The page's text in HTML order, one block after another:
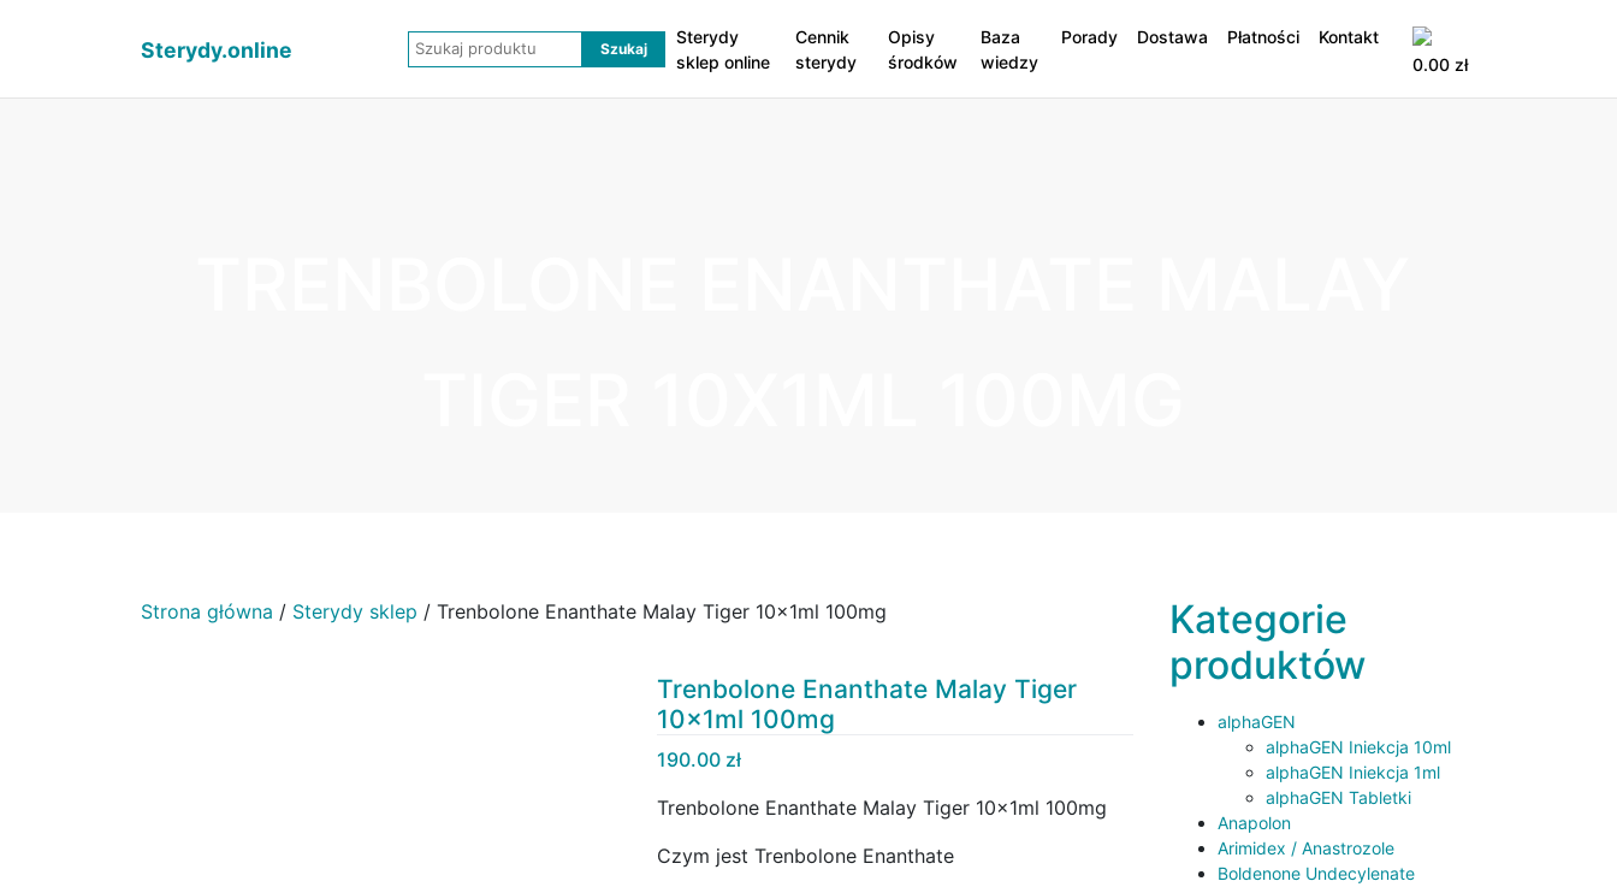
Sterydy.online
Sterydy
sklep online
Cennik
sterydy
Opisy
środków
Baza
wiedzy
Porady Dostawa Płatności
Kontakt
0.00 zł
Strona główna / Sterydy sklep / Trenbolone Enanthate Malay Tiger 10x1ml 100mg
Trenbolone Enanthate Malay Tiger
10x1ml 100mg
190.00 zł
Trenbolone Enanthate Malay Tiger 10x1ml 100mg
Czym jest Trenbolone Enanthate
Kategorie
produktów
alphaGEN
alphaGEN Iniekcja 10ml
alphaGEN Iniekcja 1ml
alphaGEN Tabletki
Anapolon
Arimidex / Anastrozole
Boldenone Undecylenate